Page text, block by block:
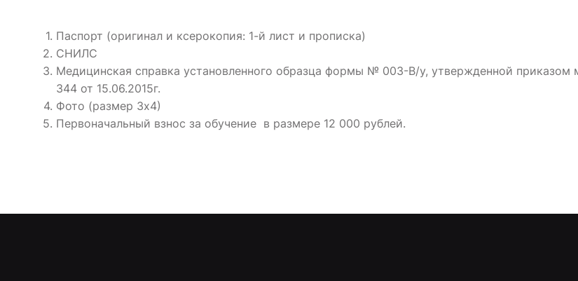
Паспорт (оригинал и ксерокопия: 1-й лист и прописка)
СНИЛС
Медицинская справка установленного образца формы № 003-В/у, утвержденной
344 от 15.06.2015г.
Фото (размер 3х4)
Первоначальный взнос за обучение в размере 12 000 рублей.